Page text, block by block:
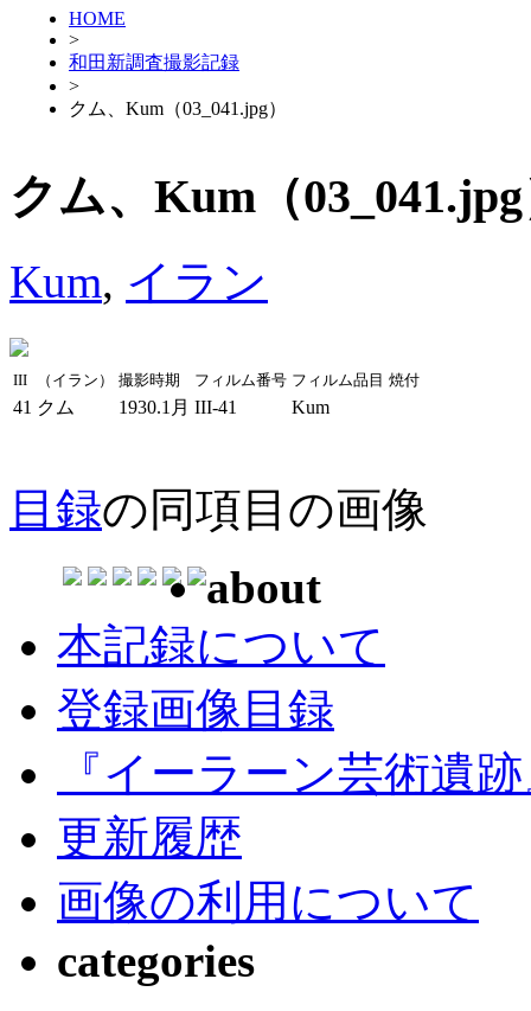
HOME
>
和田新調査撮影記録
>
クム、Kum（03_041.jpg）
クム、Kum（
Kum, イラン
III （イラン） 撮影時期 フィルム番号 フィルム品目 焼付
41 クム 1930.1月 III-41 Kum
目録の同項目の画像
about
本記録について
登録画像目録
『イーラーン芸術遺
更新履歴
画像の利用について
categories